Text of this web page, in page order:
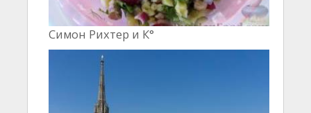
Симон Рихтер и К°